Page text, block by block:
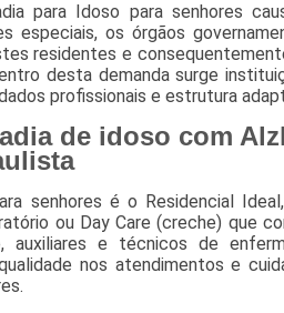
para Idoso para senhores
especiais, os órgãos
residentes e
desta demanda surge
profissionais e estrutura
de idoso com
senhores é o Residencial
ou Day Care (creche) que
auxiliares e técnicos de
nos atendimentos e